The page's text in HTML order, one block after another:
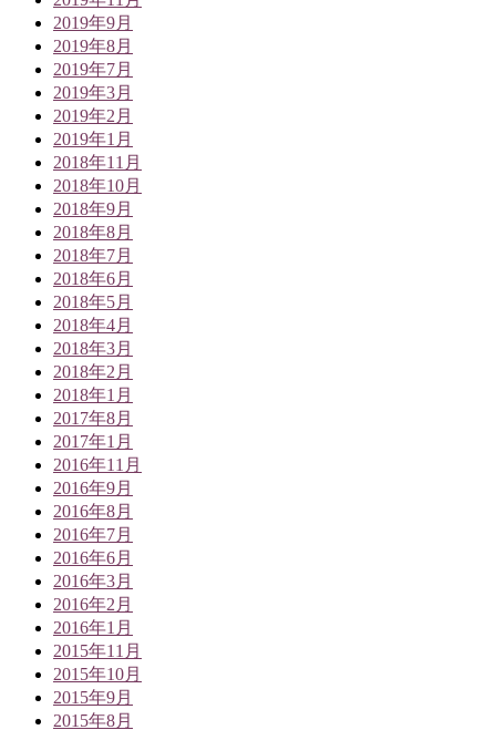
2019年9月
2019年8月
2019年7月
2019年3月
2019年2月
2019年1月
2018年11月
2018年10月
2018年9月
2018年8月
2018年7月
2018年6月
2018年5月
2018年4月
2018年3月
2018年2月
2018年1月
2017年8月
2017年1月
2016年11月
2016年9月
2016年8月
2016年7月
2016年6月
2016年3月
2016年2月
2016年1月
2015年11月
2015年10月
2015年9月
2015年8月